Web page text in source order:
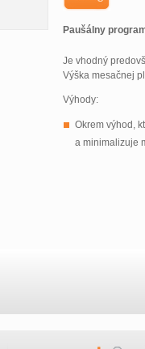
Paušálny
Je vhodný
Výška mesačnej
Výhody:
Okrem výhod,
a minimalizuje